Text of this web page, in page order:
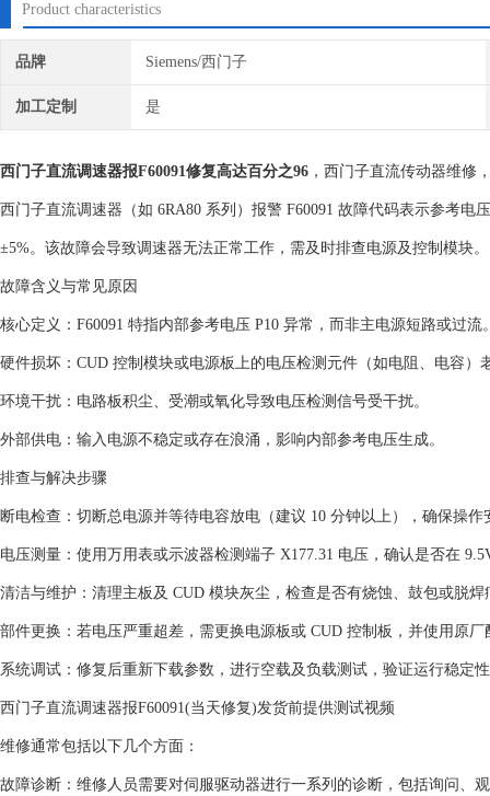
Product characteristics
品牌 Siemens/西门子
加工定制 是
西门子直流调速器报F60091修复高达百分之96 ，西门子直流传动器维修
西门子直流调速器（如 6RA80 系列）报警 ‌F60091 故障代码表示参考
±5%。该故障会导致调速器无法正常工作，需及时排查电源及控制模块。‌‌
故障含义与常见原因
核心定义‌：F60091 特指内部参考电压 P10 异常，而非主电源短路或过流
硬件损坏‌：CUD 控制模块或电源板上的电压检测元件（如电阻、电容）
‌环境干扰‌：电路板积尘、受潮或氧化导致电压检测信号受干扰。‌‌
‌外部供电‌：输入电源不稳定或存在浪涌，影响内部参考电压生成。‌‌
排查与解决步骤
断电检查‌：切断总电源并等待电容放电（建议 10 分钟以上），确保操作
电压测量‌：使用万用表或示波器检测端子 X177.31 电压，确认是否在
清洁与维护‌：清理主板及 CUD 模块灰尘，检查是否有烧蚀、鼓包或脱焊
部件更换‌：若电压严重超差，需更换电源板或 CUD 控制板，并使用原厂
系统调试‌：修复后重新下载参数，进行空载及负载测试，验证运行稳定
西门子直流调速器报F60091(当天修复)发货前提供测试视频
维修通常包括以下几个方面：
故障诊断：维修人员需要对伺服驱动器进行一系列的诊断，包括询问、